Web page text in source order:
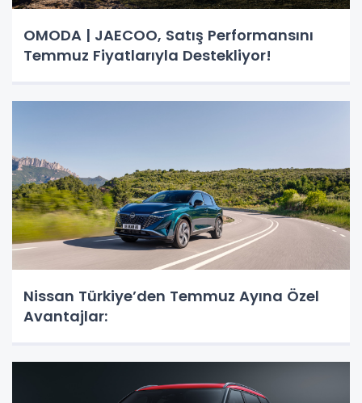
OMODA | JAECOO, Satış Performansını
Temmuz Fiyatlarıyla Destekliyor!
Nissan Türkiye’den Temmuz Ayına Özel
Avantajlar: